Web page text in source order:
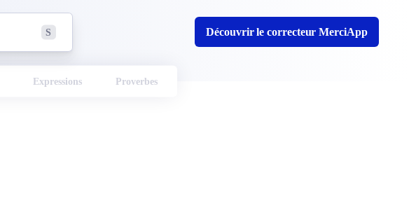
S Découvrir le correcteur MerciApp
Expressions Proverbes